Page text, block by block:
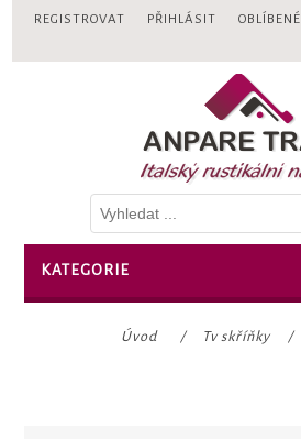
REGISTROVAT PŘIHLÁSIT OBLÍBENÉ
KATEGORIE
Úvod / Tv skříňky /